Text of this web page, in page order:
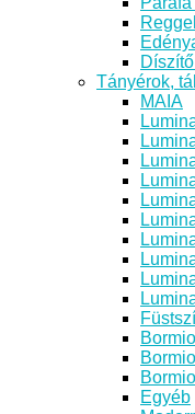
Tányérok,
MAIA
Egyéb